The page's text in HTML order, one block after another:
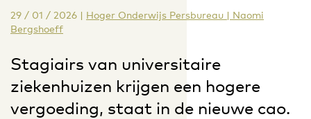
29 / 01 / 2026 | Hoger Onderwijs Persbureau | Naomi
Bergshoeff
Stagiairs van universitaire
ziekenhuizen krijgen een hogere
vergoeding, staat in de nieuwe cao.